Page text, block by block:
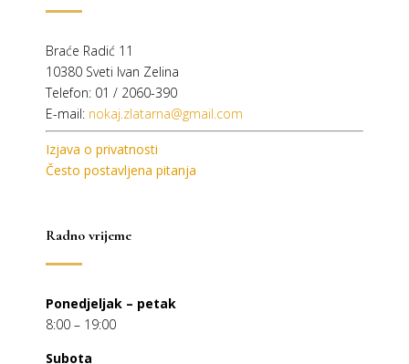
Braće Radić 11
10380 Sveti Ivan Zelina
Telefon: 01 / 2060-390
E-mail: nokaj.zlatarna@gmail.com
Izjava o privatnosti
Često postavljena pitanja
Radno vrijeme
Ponedjeljak – petak
8:00 – 19:00
Subota